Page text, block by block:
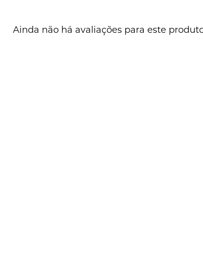
Ainda não há avaliações para este